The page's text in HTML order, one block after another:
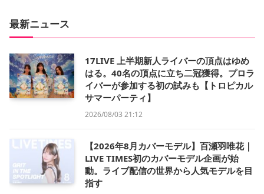
最新ニュース
17LIVE 上半期新人ライバーの頂点はゆめ
はる。40名の頂点に立ち二冠獲得。プロラ
イバーが参加する初の試みも【トロピカル
サマーパーティ】
2026/08/03 21:12
【2026年8月カバーモデル】百瀬羽唯花｜
LIVE TIMES初のカバーモデル企画が始
動。ライブ配信の世界から人気モデルを目
指す